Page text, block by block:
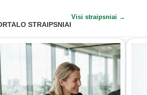
STRAIPSNIAI
Visi straipsniai →